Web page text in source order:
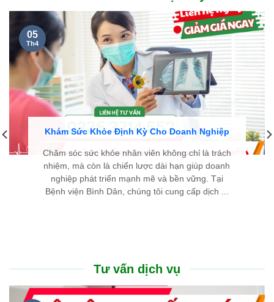
Khám Sức Khỏe Định Kỳ Cho Doanh Nghiệp
Chăm sóc sức khỏe nhân viên không chỉ là trách
nhiệm, mà còn là chiến lược dài hạn giúp doanh
nghiệp phát triển mạnh mẽ và bền vững. Tại
Bệnh viện Bình Dân, chúng tôi cung cấp dịch ...
05
Th4
Tư vấn dịch vụ